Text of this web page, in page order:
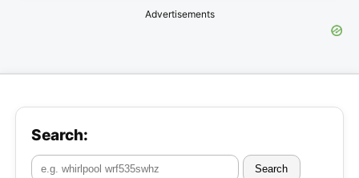
Advertisements
Search:
Search